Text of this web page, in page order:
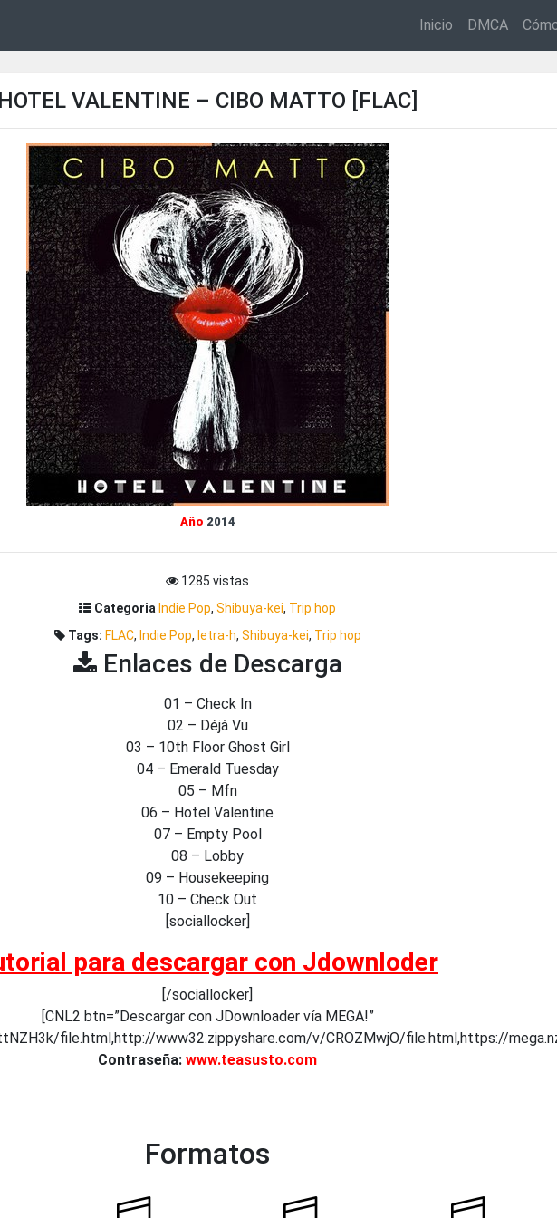
Inicio DMCA
HOTEL VALENTINE – CIBO MATTO [FLAC]
Año 2014
1285 vistas
Categoria Indie Pop, Shibuya-kei, Trip hop
Tags: FLAC, Indie Pop, letra-h, Shibuya-kei, Trip hop
Enlaces de Descarga
01 – Check In
02 – Déjà Vu
03 – 10th Floor Ghost Girl
04 – Emerald Tuesday
05 – Mfn
06 – Hotel Valentine
07 – Empty Pool
08 – Lobby
09 – Housekeeping
10 – Check Out
[sociallocker]
para descargar con Jdownloder
[/sociallocker]
[CNL2 btn=”Descargar con JDownloader vía MEGA!”
file.html,http://www32.zippyshare.com/v/CROZMwjO/file.html,https://
Contraseña: www.teasusto.com
Formatos